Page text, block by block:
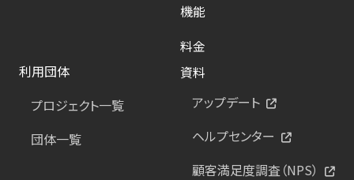
機能
料金
利用団体
プロジェクト一覧
団体一覧
資料
アップデート
ヘルプセンター
顧客満足度調査（NPS）